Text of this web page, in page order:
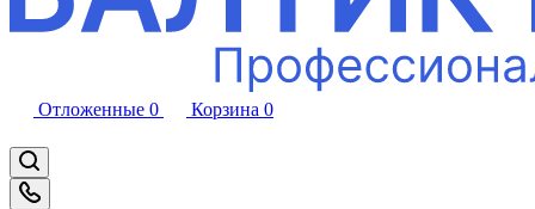
Отложенные 0 Корзина 0